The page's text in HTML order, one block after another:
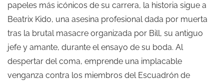
papeles más icónicos de su carrera, la historia sigue a
Beatrix Kido, una asesina profesional dada por muerta
tras la brutal masacre organizada por Bill, su antiguo
jefe y amante, durante el ensayo de su boda. Al
despertar del coma, emprende una implacable
venganza contra los miembros del Escuadrón de